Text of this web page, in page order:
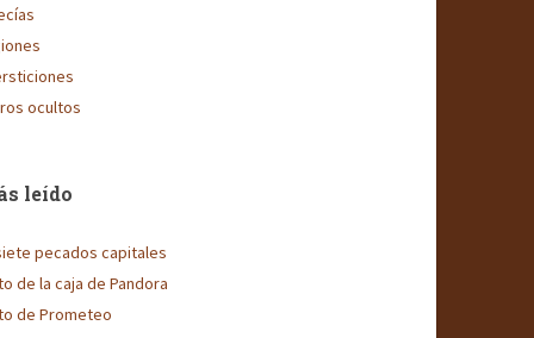
ocultos
leído
pecados capitales
de la caja de Pandora
de Prometeo